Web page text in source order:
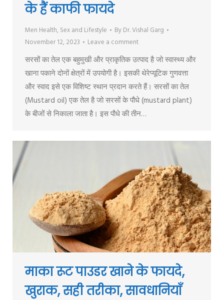
के हैं काफी फायदे
Men Health, Sex and Lifestyle By Dr. Vishal Garg
November 12, 2023
Leave a comment
सरसों का तेल एक बहुमुखी और प्राकृतिक उत्पाद है जो स्वास्थ्य और
खाना पकाने दोनों क्षेत्रों में उपयोगी है। इसकी थेरेप्यूटिक गुणवत्ता
और स्वाद इसे एक विशिष्ट स्थान प्रदान करते हैं। सरसों का तेल
(Mustard oil) एक तेल है जो सरसों के पौधे (mustard plant)
के बीजों से निकाला जाता है। इस पौधे की तीन…
माका रूट पाउडर खाने के फायदे,
खुराक, सही तरीका, सावधानियाँ